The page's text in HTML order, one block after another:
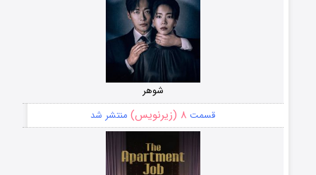
شوهر
قسمت ۸ (زیرنویس) منتشر شد